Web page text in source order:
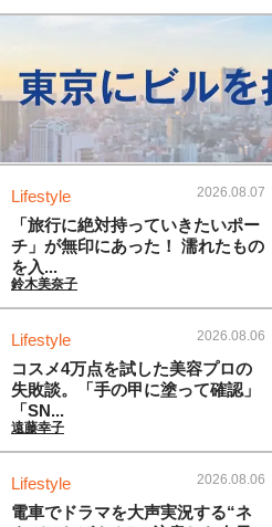
Lifestyle 2026.08.07
「旅行に絶対持っていきたいポー
チ」が無印にあった！ 濡れたもの
を入...
鈴木美奈子
Lifestyle 2026.08.06
コスメ4万点を試した美容プロの
失敗談。「手の甲に塗って確認」
「SN...
遠藤幸子
Lifestyle 2026.08.06
電車でドラマを大声実況する“ネ